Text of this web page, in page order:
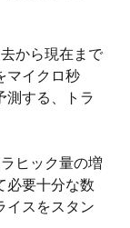
から現在まで
マイクロ秒
測する、トラ
ヒック量の増
必要十分な数
イスをスタン